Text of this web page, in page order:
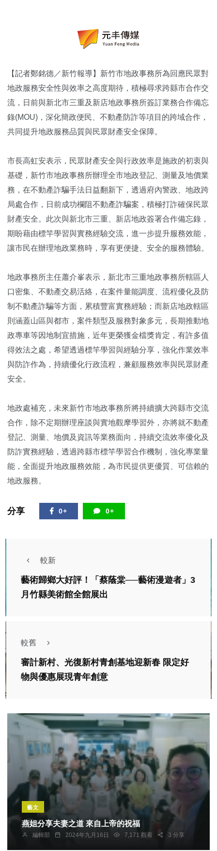
【記者鄭銘德／新竹報導】新竹市地政事務所為回應民眾對
地政服務安全性與效率之高度期待，積極尋求跨縣市合作交
流，日前與新北市三重及新店地政事務所簽訂業務合作備忘
錄(MOU)，深化簡政便民、不動產防詐等項目的跨域合作，
共同提升地政服務品質與民眾財產安全保障。
市長高虹安表示，民眾財產安全與行政效率是施政的初衷與
基礎，新竹市地政事務所辦理全市地政登記、測量及地價業
務，在不動產詐騙手法日益翻新下，透過府內警政、地政跨
局處合作，日前成功欄阻不動產詐騙案，積極打詐確保民眾
財產安全。此次與新北市三重、新店地政簽署合作備忘錄，
期盼藉由標竿學習與實務經驗交流，進一步提升服務效能，
讓市民在辦理地政業務時，享有更便捷、安全的服務體驗。
地政事務所主任蕭介峯表示，新北市三重地政事務所轄區人
口密集、不動產交易活絡，在案件量能調度、流程優化及防
制不動產詐騙等方面，累積豐富實務經驗；而新店地政轄區
則涵蓋山區與都市，案件類型及服務對象多元，長期推動地
政專車等因地制宜措施，近年更榮獲金檔獎肯定，有許多值
得效法之處，希望透過標竿學習與經驗分享，強化作業效率
與防詐作為，持續優化行政流程，兼顧服務效率與民眾財產
安全。
地政處補充，未來新竹市地政事務所將持續擴大跨縣市交流
合作，除不定期辦理座談與實地觀摩學習外，亦將就不動產
登記、測量、地價及資訊等業務面向，持續交流效率優化及
防詐實務經驗，透過跨縣市標竿學習合作機制，強化專業量
能，全面提升地政服務效能，為市民提供更優質、可信賴的
地政服務。
分享 0+ 0+
較新
藝術歸鄉大好評！「蔡蔭棠──藝術漫遊者」3
月竹縣美術館全館展出
較舊
審計新村、光復新村青創基地迎新春 限定好
物與優惠展現青年創意
藝文
燕姐分享夫妻之道 來自上帝的祝福
編輯部 2024年九月16日 7,171 觀看 3 分享